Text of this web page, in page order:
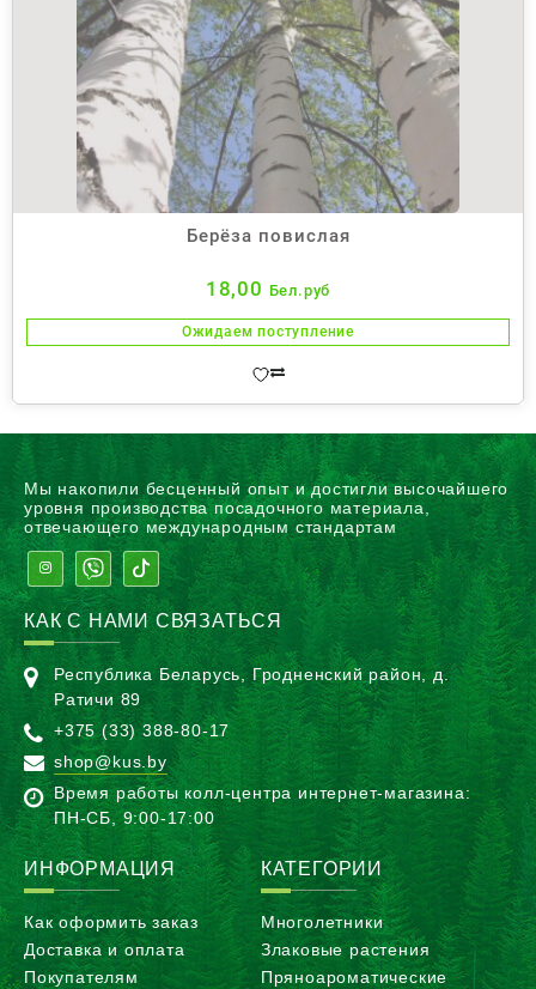
Берёза повислая
18,00 Бел.руб
Ожидаем поступление
Мы накопили бесценный опыт и достигли высочайшего
уровня производства посадочного материала,
отвечающего международным стандартам
КАК С НАМИ СВЯЗАТЬСЯ
Республика Беларусь, Гродненский район, д.
Ратичи 89
+375 (33) 388-80-17
shop@kus.by
Время работы колл-центра интернет-магазина:
ПН-CБ, 9:00-17:00
ИНФОРМАЦИЯ
Как оформить заказ
Доставка и оплата
Покупателям
КАТЕГОРИИ
Многолетники
Злаковые растения
Пряноароматические